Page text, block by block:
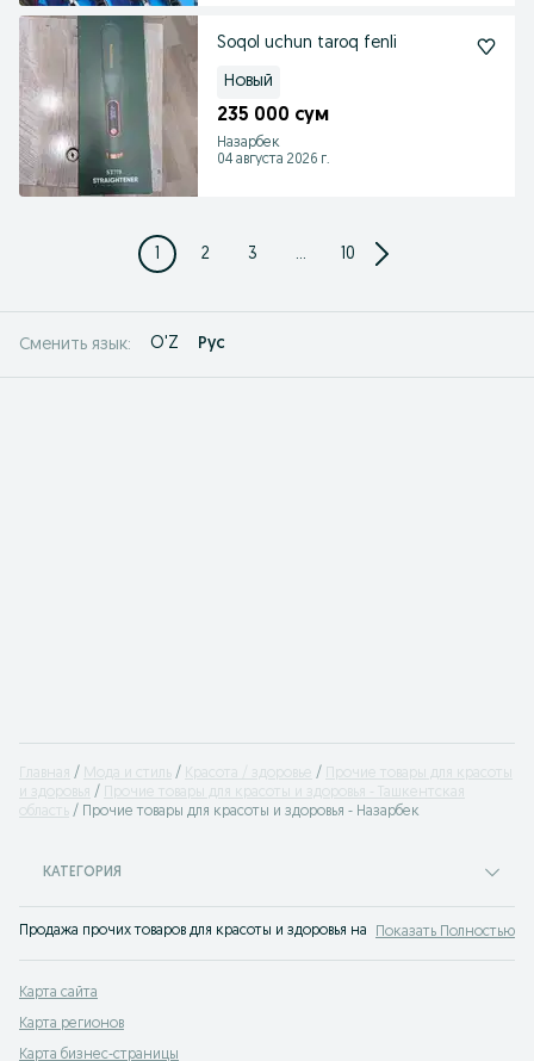
Soqol uchun taroq fenli
Новый
235 000 сум
Назарбек
04 августа 2026 г.
1 2 3 ... 10
Сменить язык: O'Z Рус
Главная Мода и стиль Красота / здоровье
Прочие товары для красоты
и здоровья
Прочие товары для красоты и здоровья - Ташкентская
область
Прочие товары для красоты и здоровья - Назарбек
КАТЕГОРИЯ
Продажа прочих товаров для красоты и здоровья на доске объявлений
Показать Полностью
Карта сайта
Карта регионов
Карта бизнес-страницы